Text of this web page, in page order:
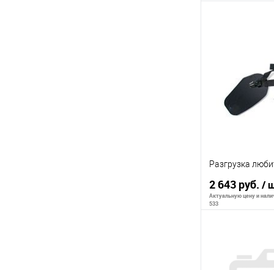
К сравнению
В избранное
Разгрузка
2 643 руб. /
Актуальную цену и
533